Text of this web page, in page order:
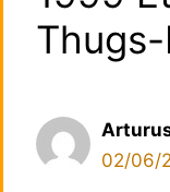
02/06/